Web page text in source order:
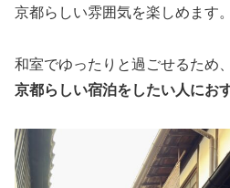
京都らしい雰囲気を楽しめます。
和室でゆったりと過ごせるため、
京都らしい宿泊をしたい人にお